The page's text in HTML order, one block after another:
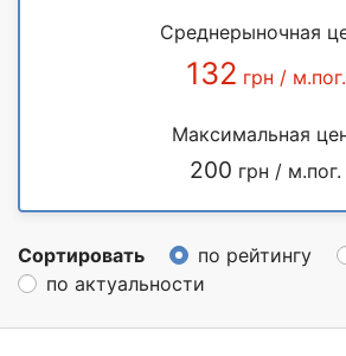
Среднерыночная
132 грн / м.пог.
Максимальная
200 грн / м.пог.
Сортировать по рейтингу
по актуальности